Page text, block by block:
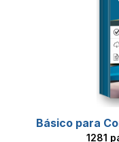
Básico para
1281